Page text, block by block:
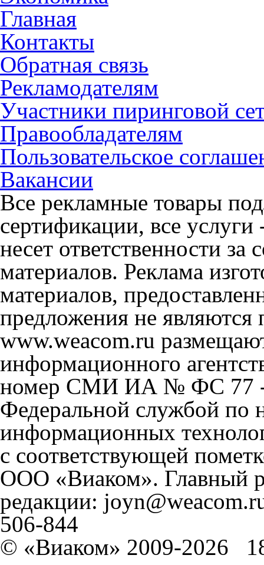
Главная
Контакты
Обратная связь
Рекламодателям
Участники пиринговой
Правообладателям
Пользовательское
Вакансии
Все рекламные товары
сертификации, все
несет ответственности
материалов. Реклама
материалов,
предложения не
www.weacom.ru
информационного
номер СМИ ИА № ФС 77 -
Федеральной службой по
информационных
с соответствующей
ООО «Виаком». Главный
редакции:
506-844
© «Виаком» 2009-2026